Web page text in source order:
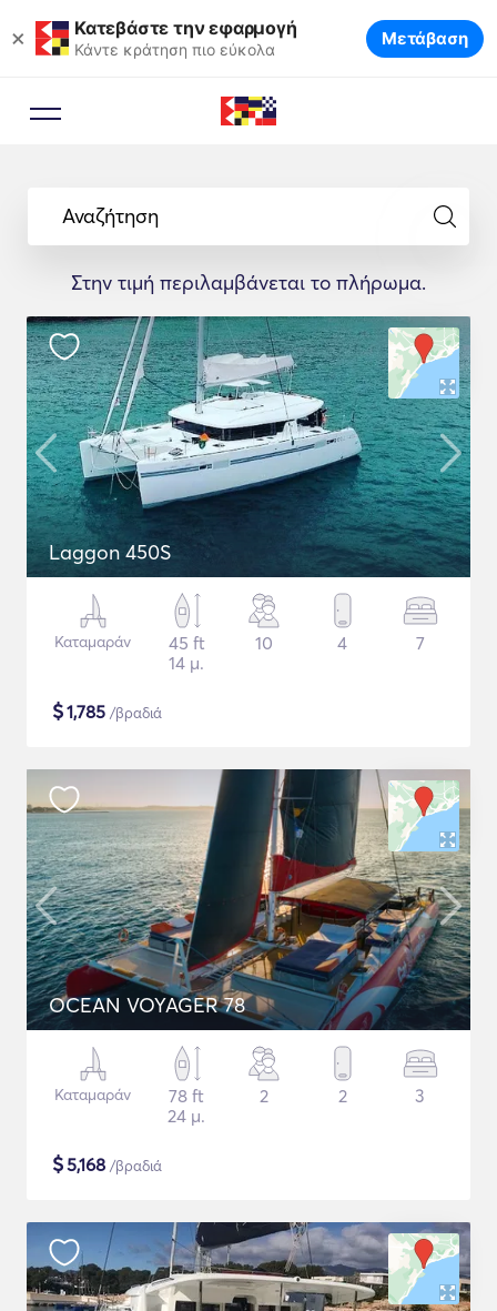
× Κατεβάστε την εφαρμογή
Κάντε κράτηση πιο εύκολα Μετάβαση
Αναζήτηση
Στην τιμή περιλαμβάνεται το πλήρωμα.
Laggon 450S
Καταμαράν
45 ft
14 μ.
10 4 7
$1,785 /βραδιά
OCEAN VOYAGER 78
Καταμαράν
78 ft
24 μ.
2 2 3
$5,168 /βραδιά